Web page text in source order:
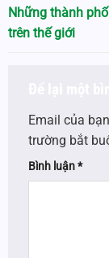
Những thành
trên thế giới
Email của
trường bắt
Bình luận*